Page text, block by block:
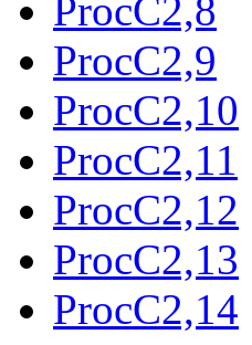
ProcC2,8
ProcC2,9
ProcC2,10
ProcC2,11
ProcC2,12
ProcC2,13
ProcC2,14